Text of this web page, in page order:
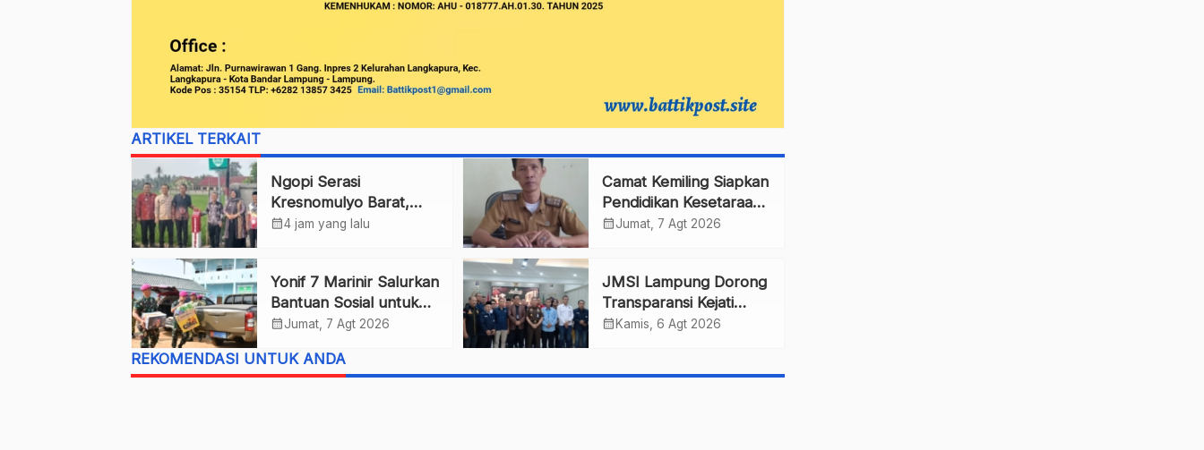
ARTIKEL TERKAIT
Ngopi Serasi
Kresnomulyo Barat,
Bupati Pringsewu
calendar_month4 jam yang lalu
Camat Kemiling Siapkan
Pendidikan Kesetaraan
untuk Dini
calendar_monthJumat, 7 Agt 2026
Yonif 7 Marinir Salurkan
Bantuan Sosial untuk
Anak Yatim di Ponpes
calendar_monthJumat, 7 Agt 2026
JMSI Lampung Dorong
Transparansi Kejati
dalam Penanganan
calendar_month Kamis, 6 Agt 2026
REKOMENDASI UNTUK ANDA